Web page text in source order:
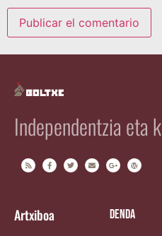
Independentzia eta
Artxiboa Denda